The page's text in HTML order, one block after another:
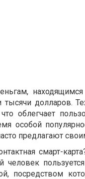
долларов.
облегчает
особой
предлагают
смарт-
человек
посредством